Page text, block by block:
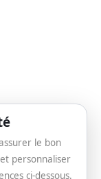
le bon
personnaliser
ci-dessous.